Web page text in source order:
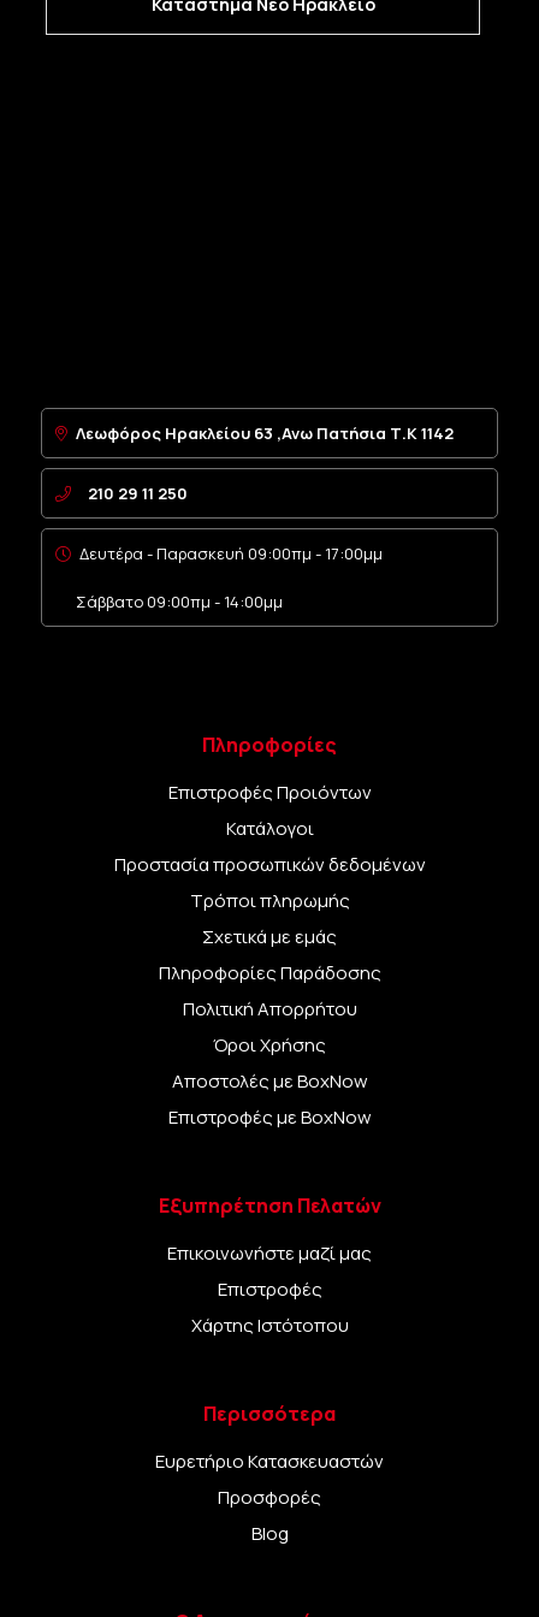
Λεωφόρος Ηρακλείου 63 ,Ανω Πατήσια Τ.Κ 1142
210 29 11 250
Δευτέρα - Παρασκευή 09:00πμ - 17:00μμ
Σάββατο 09:00πμ - 14:00μμ
Πληροφορίες
Επιστροφές Προιόντων
Κατάλογοι
Προστασία προσωπικών δεδομένων
Τρόποι πληρωμής
Σχετικά με εμάς
Πληροφορίες Παράδοσης
Πολιτική Απορρήτου
Όροι Χρήσης
Αποστολές με BoxNow
Επιστροφές με BoxNow
Εξυπηρέτηση Πελατών
Επικοινωνήστε μαζί μας
Επιστροφές
Χάρτης Ιστότοπου
Περισσότερα
Ευρετήριο Κατασκευαστών
Προσφορές
Blog